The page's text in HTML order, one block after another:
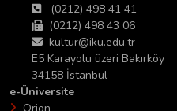
(0212) 498 41 41
(0212) 498 43 06
kultur@iku.edu.tr
E5 Karayolu üzeri Bakırköy
34158 İstanbul
e-Üniversite